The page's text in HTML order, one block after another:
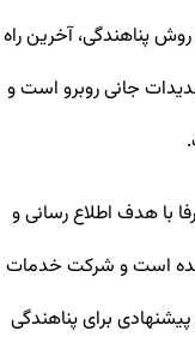
پناهندگی، آخرین راه
جانی روبرو است و
با هدف اطلاع‌ رسانی و
شده است و شرکت خدمات
برای پناهندگی